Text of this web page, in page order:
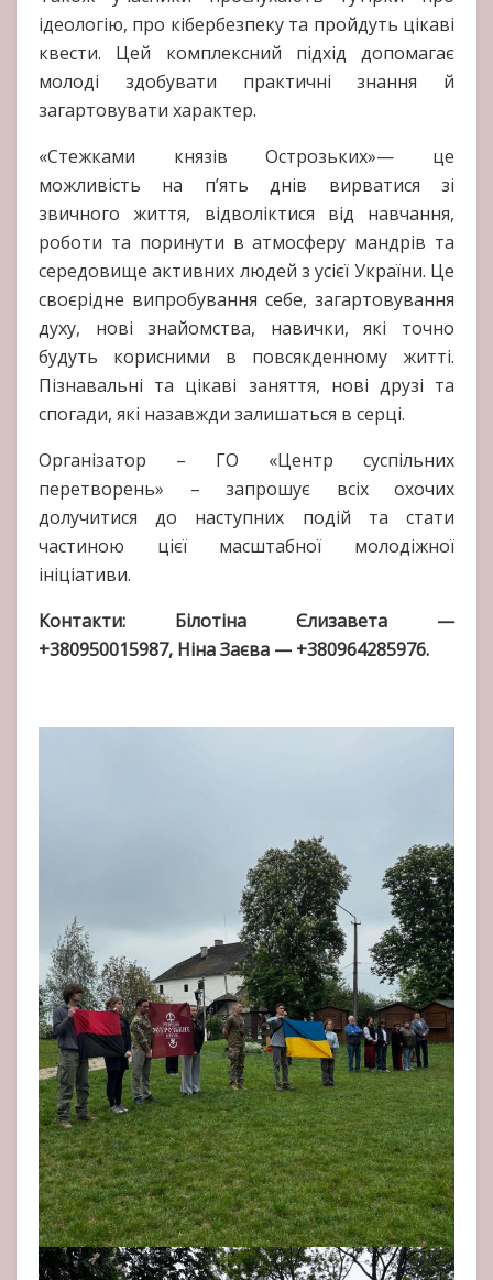
ідеологію, про кібербезпеку та пройдуть цікаві
квести. Цей комплексний підхід допомагає
молоді здобувати практичні знання й
загартовувати характер.
«Стежками князів Острозьких»— це
можливість на п’ять днів вирватися зі
звичного життя, відволіктися від навчання,
роботи та поринути в атмосферу мандрів та
середовище активних людей з усієї України. Це
своєрідне випробування себе, загартовування
духу, нові знайомства, навички, які точно
будуть корисними в повсякденному житті.
Пізнавальні та цікаві заняття, нові друзі та
спогади, які назавжди залишаться в серці.
Організатор – ГО «Центр суспільних
перетворень» – запрошує всіх охочих
долучитися до наступних подій та стати
частиною цієї масштабної молодіжної
ініціативи.
Контакти: Білотіна Єлизавета —
+380950015987, Ніна Заєва — +380964285976.